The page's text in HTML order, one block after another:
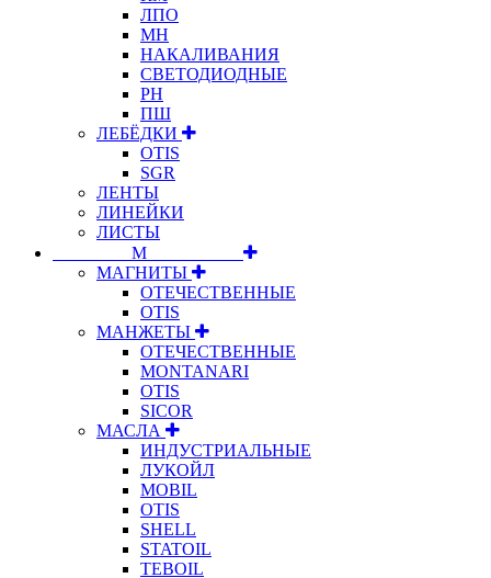
ЛПО
МН
НАКАЛИВАНИЯ
СВЕТОДИОДНЫЕ
РН
ПШ
ЛЕБЁДКИ
OTIS
SGR
ЛЕНТЫ
ЛИНЕЙКИ
ЛИСТЫ
⠀⠀⠀⠀⠀⠀М⠀⠀⠀⠀⠀⠀⠀
МАГНИТЫ
ОТЕЧЕСТВЕННЫЕ
OTIS
МАНЖЕТЫ
ОТЕЧЕСТВЕННЫЕ
MONTANARI
OTIS
SICOR
МАСЛА
ИНДУСТРИАЛЬНЫЕ
ЛУКОЙЛ
MOBIL
OTIS
SHELL
STATOIL
TEBOIL